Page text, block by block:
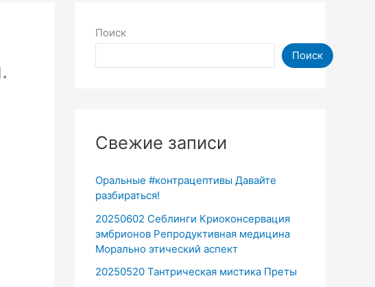
Поиск
Поиск
Свежие записи
Оральные #контрацептивы Давайте
разбираться!
20250602 Себлинги Криоконсервация
эмбрионов Репродуктивная медицина
Морально этический аспект
20250520 Тантрическая мистика Преты